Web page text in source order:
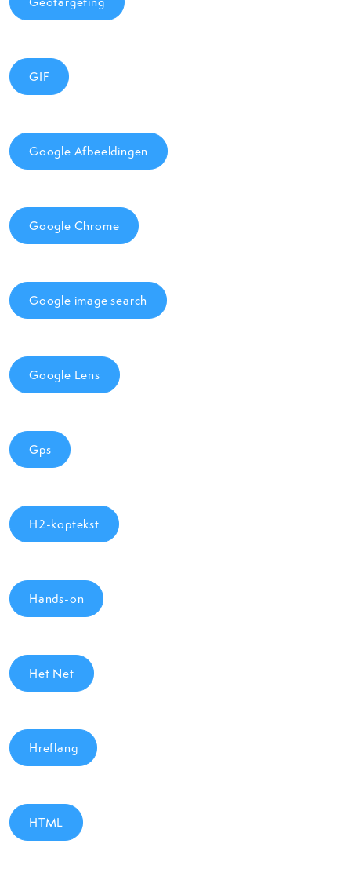
GIF
Google Afbeeldingen
Google Chrome
Google image search
Google Lens
Gps
H2-koptekst
Hands-on
Het Net
Hreflang
HTML